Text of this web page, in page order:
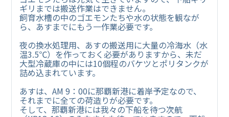
ギリまでは搬送作業はできません。
飼育水槽の中のゴエモンたちや水の状態を観なが
ら、あすまでにもう一作業必要です。
夜の換水処理用、あすの搬送用に大量の冷海水（水
温3.5℃）を作っておく必要がありますから、未だ
大型冷蔵庫の中には10個程のバケツとポリタンクが
詰め込まれています。
あすは、AM 9：00に那覇新港に着岸予定なので、
それまでに全ての荷造りが必要です。
そして、那覇新港には我々の下船を待つ次航